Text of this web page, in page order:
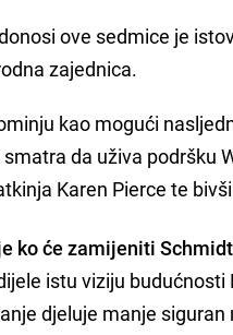
ove sedmice je
zajednica.
kao mogući
smatra da uživa podršku
Karen Pierce te
ko će zamijeniti
istu viziju
djeluje manje siguran